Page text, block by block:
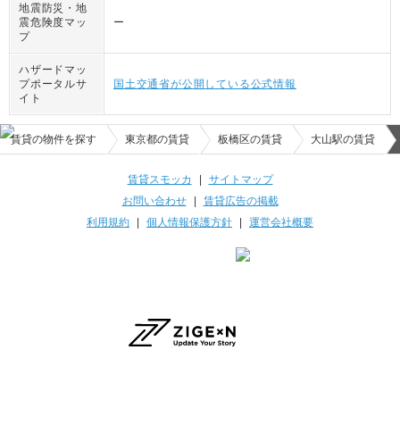
地震防災・地
震危険度マッ
プ
ー
ハザードマッ
プポータルサ
イト
国土交通省が公開している公式情報
賃貸の物件を探す 東京都の賃貸 板橋区の賃貸 大山駅の賃貸
賃貸スモッカ | サイトマップ
お問い合わせ| 賃貸広告の掲載
利用規約 | 個人情報保護方針 | 運営会社概要